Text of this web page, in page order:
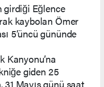
girdiği Eğlence
kaybolan Ömer
5’üncü gününde
Kanyonu’na
giden 25
Mayıs günü saat